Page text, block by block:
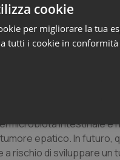
fegato risultavano
erano
concentrazione di
del microbiota
lo sviluppo di
e indiretti, di
scoperte che ci sta
intestinale e
epatico. In futuro,
rischio di sviluppare un
cookie
per migliorare la tua
tutti i cookie in
Statistici